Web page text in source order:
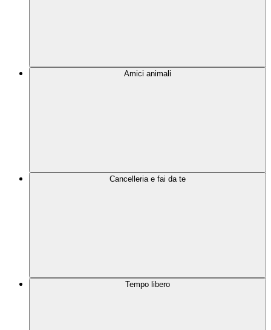
Amici animali
Cancelleria e fai da te
Tempo libero